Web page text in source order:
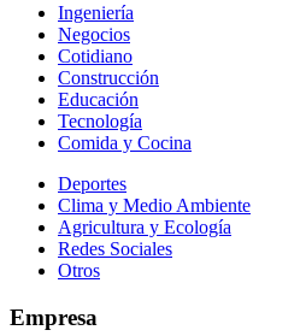
Ingeniería
Negocios
Cotidiano
Construcción
Educación
Tecnología
Comida y Cocina
Deportes
Clima y Medio Ambiente
Agricultura y Ecología
Redes Sociales
Otros
Empresa